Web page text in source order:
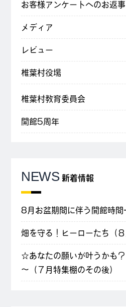
お客様アンケートへのお返事
メディア
レビュー
椎葉村役場
椎葉村教育委員会
開館5周年
NEWS 新着情報
8月お盆期間に伴う開館時間
畑を守る！ヒーローたち（８
☆あなたの願いが叶うかも
～（７月特集棚のその後）